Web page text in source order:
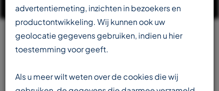
Team
beschikbaar in meerdere talen
advertentiemeting, inzichten in bezoekers en
productontwikkeling. Wij kunnen ook uw
geolocatie gegevens gebruiken, indien u hier
toestemming voor geeft.
Als u meer wilt weten over de cookies die wij